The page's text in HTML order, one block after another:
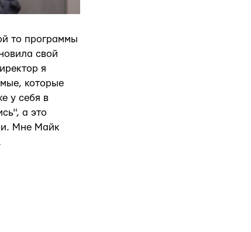
то программы
свой
я
которые
у себя в
а это
Мне Майк